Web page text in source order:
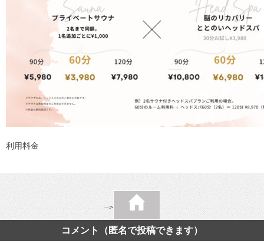
利用料金
-->
コメント（匿名で投稿できます）